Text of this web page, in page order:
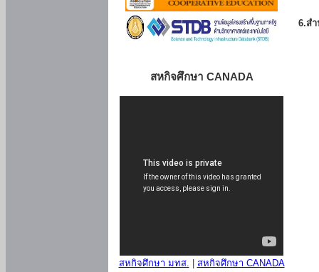
สหกิจศึกษา CANADA
สหกิจศึกษา มทส.
สหกิจศึกษา CANADA
6.ส